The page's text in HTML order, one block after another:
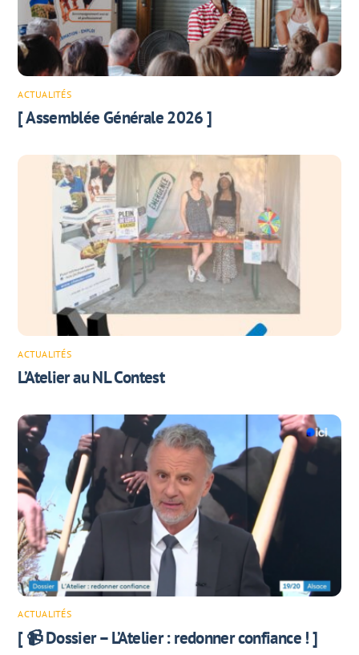
ACTUALITÉS
[ Assemblée Générale 2026 ]
ACTUALITÉS
L’Atelier au NL Contest
ACTUALITÉS
[ 📹 Dossier – L’Atelier : redonner confiance ! ]